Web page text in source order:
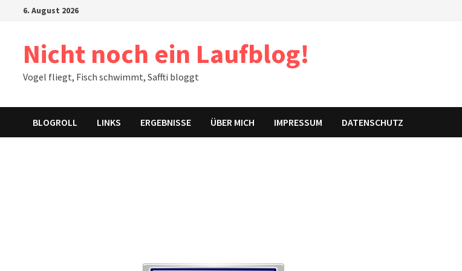
6. August 2026
Nicht noch ein Laufblog!
Vogel fliegt, Fisch schwimmt, Saffti bloggt
BLOGROLL LINKS ERGEBNISSE ÜBER MICH IMPRESSUM DATENSCHUTZ